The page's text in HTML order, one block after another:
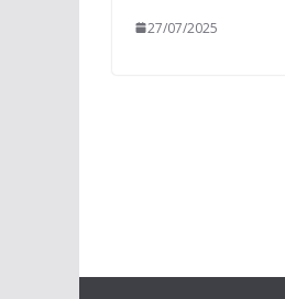
27/07/2025